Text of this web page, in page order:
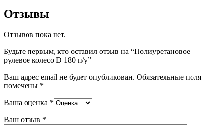
Отзывы
Отзывов пока нет.
Будьте первым, кто оставил отзыв на “Полиуретановое
рулевое колесо D 180 п/у”
Ваш адрес email не будет опубликован. Обязательные поля
помечены *
Ваша оценка *
Ваш отзыв *